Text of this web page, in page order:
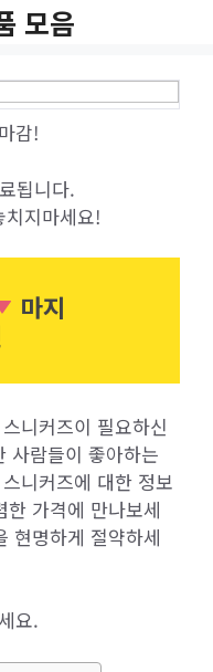
모음
감!
됩니다.
지마세요!
마지
니커즈이 필요하신
사람들이 좋아하는
니커즈에 대한 정보
가격에 만나보세
현명하게 절약하세
요.